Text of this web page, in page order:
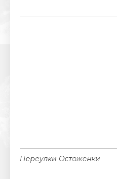
Переулки Остоженки